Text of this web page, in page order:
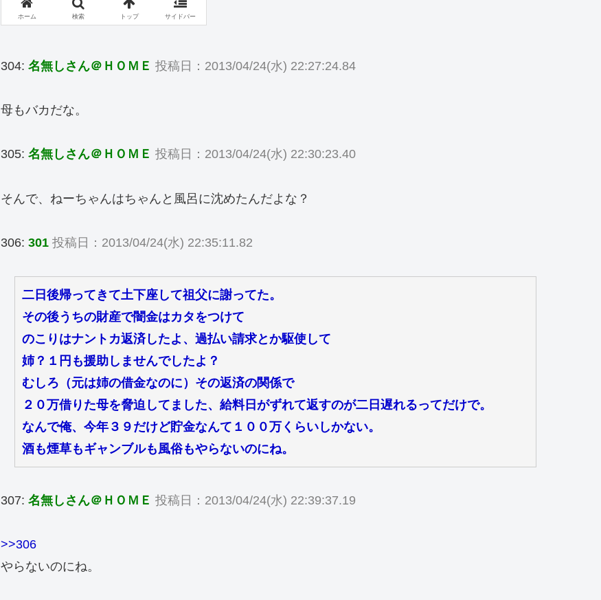
304: 名無しさん＠ＨＯＭＥ 投稿日：2013/04/24(水) 22:27:24.84
母もバカだな。
305: 名無しさん＠ＨＯＭＥ 投稿日：2013/04/24(水) 22:30:23.40
そんで、ねーちゃんはちゃんと風呂に沈めたんだよな？
306: 301 投稿日：2013/04/24(水) 22:35:11.82
二日後帰ってきて土下座して祖父に謝ってた。
その後うちの財産で闇金はカタをつけて
のこりはナントカ返済したよ、過払い請求とか駆使して
姉？１円も援助しませんでしたよ？
むしろ（元は姉の借金なのに）その返済の関係で
２０万借りた母を脅迫してました、給料日がずれて返すのが二日遅れるってだけで。
なんで俺、今年３９だけど貯金なんて１００万くらいしかない。
酒も煙草もギャンブルも風俗もやらないのにね。
307: 名無しさん＠ＨＯＭＥ 投稿日：2013/04/24(水) 22:39:37.19
>>306
やらないのにね。